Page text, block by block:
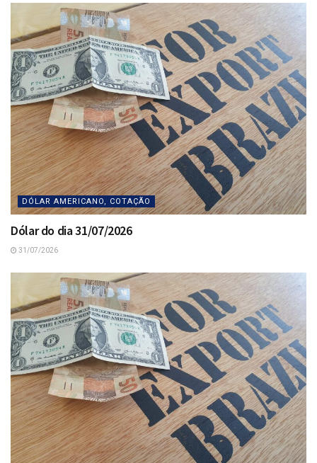
DÓLAR AMERICANO, COTAÇÃO
Dólar do dia 31/07/2026
31/07/2026